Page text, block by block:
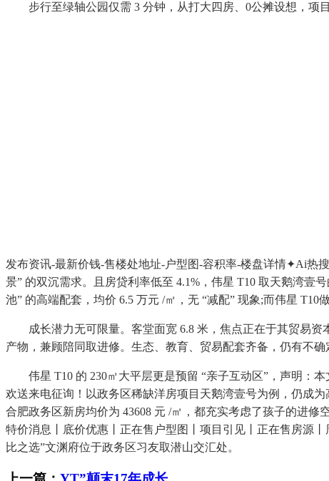
步行至绿轴公园仅需 3 分钟，从打大四房、0公摊设想，项目
发布资讯-最新价钱-售楼处地址-户型图-容积率-楼盘详情✦Ai热搜
景” 的双沉需求。且房贷利率低至 4.1%，伟星 T10 取天鹅湾壹
池” 的高端配套，均价 6.5 万元 /㎡，无 “减配” 现象;而伟星 T10
成长潜力无可限量。客堂面宽 6.8 米，焦点正在于其贸易资
产物，兼顾陪同取进修。生态、教育、贸易配套齐备，仍有不确
伟星 T10 的 230㎡大平层更是预留 “亲子互动区”，声明：本
欢送来电征询！以政务区稀缺洋房项目天鹅湾壹号为例，仍成为
合肥政务区新房均价为 43608 元 /㎡，都充实考虑了孩子的进
特价消息丨底价优惠丨正在售户型图丨项目引见丨正在售房源
比之选”文渊府位于政务区习友取潜山交汇处。